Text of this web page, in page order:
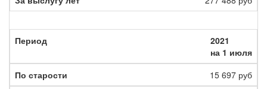
2021
на 1 июля
15 697 руб